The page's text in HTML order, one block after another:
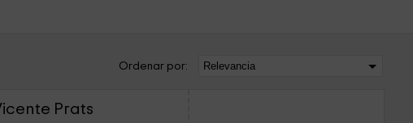
Ordenar por:
Prats